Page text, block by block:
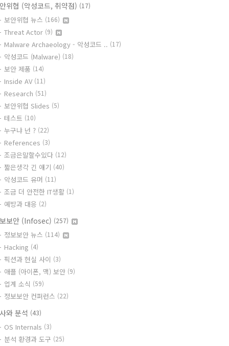
위협 (악성코드, 취약점) (17)
보안위협 뉴스 (166)
Threat Actor (9)
Malware Archaeology - 악성코드 .. (17)
악성코드 (Malware) (18)
보안 제품 (14)
Inside AV (11)
Research (51)
보안위협 Slides (5)
테스트 (10)
누구냐 넌 ? (22)
References (3)
조금은말할수있다 (12)
짧은생각 긴 얘기 (40)
악성코드 유머 (11)
조금 더 안전한 IT생활 (1)
예방과 대응 (2)
보안 (Infosec) (257)
정보보안 뉴스 (114)
Hacking (4)
픽션과 현실 사이 (3)
애플 (아이폰, 맥) 보안 (9)
업계 소식 (59)
정보보안 컨퍼런스 (22)
와 분석 (43)
OS Internals (3)
분석 환경과 도구 (25)